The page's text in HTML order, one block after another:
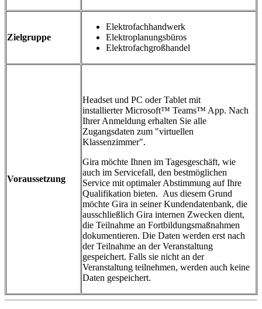
Zielgruppe
Elektrofachhandwerk
Elektroplanungsbüros
Elektrofachgroßhandel
Voraussetzung
Headset und PC oder Tablet mit
installierter Microsoft™ Teams™ App. Nach
Ihrer Anmeldung erhalten Sie alle
Zugangsdaten zum "virtuellen
Klassenzimmer".
Gira möchte Ihnen im Tagesgeschäft, wie
auch im Servicefall, den bestmöglichen
Service mit optimaler Abstimmung auf Ihre
Qualifikation bieten. Aus diesem Grund
möchte Gira in seiner Kundendatenbank, die
ausschließlich Gira internen Zwecken dient,
die Teilnahme an Fortbildungsmaßnahmen
dokumentieren. Die Daten werden erst nach
der Teilnahme an der Veranstaltung
gespeichert. Falls sie nicht an der
Veranstaltung teilnehmen, werden auch keine
Daten gespeichert.